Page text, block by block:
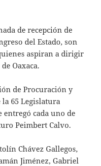
de recepción de
del Estado, son
aspiran a dirigir
Oaxaca.
de Procuración y
65 Legislatura
cada uno de
Peimbert Calvo.
Chávez Gallegos,
Jiménez, Gabriel